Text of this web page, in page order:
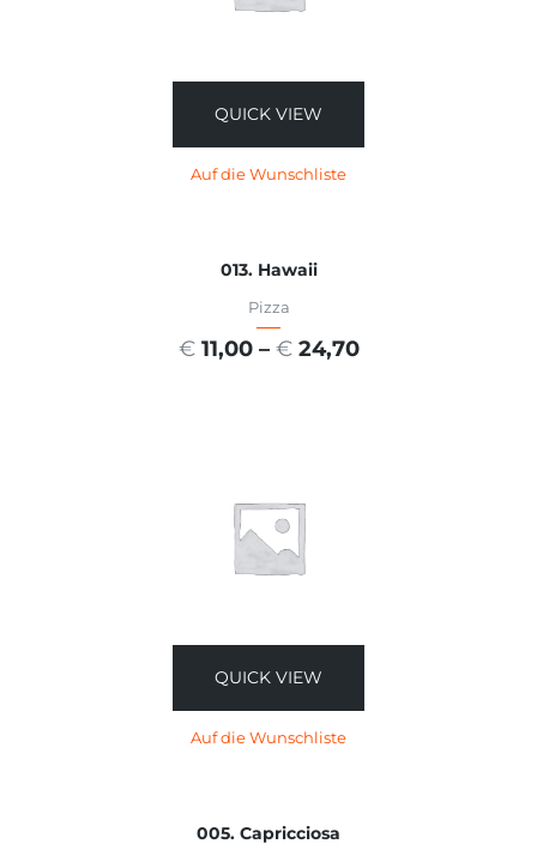
QUICK VIEW
Auf die Wunschliste
013. Hawaii
Pizza
€ 11,00 – € 24,70
QUICK VIEW
Auf die Wunschliste
005. Capricciosa